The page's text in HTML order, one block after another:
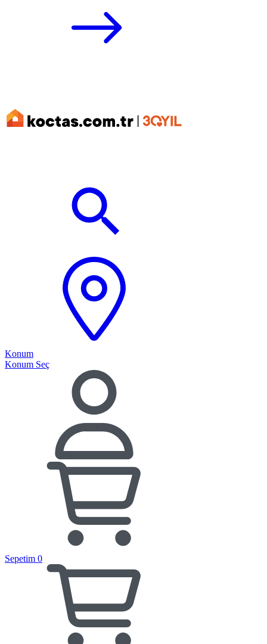
Konum
Konum Seç
Sepetim 0